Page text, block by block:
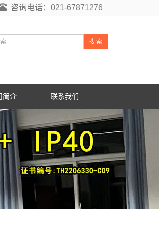
咨询电话：021-67871276
搜 索
简介 联系我们